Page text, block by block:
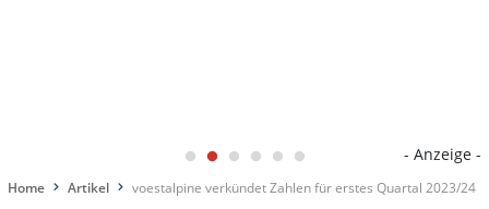
- Anzeige -
Home Artikel voestalpine verkündet Zahlen für erstes Quartal 2023/24